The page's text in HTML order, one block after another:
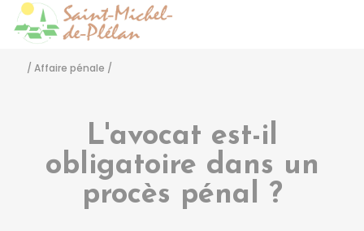
/ Affaire pénale /
L'avocat est-il
obligatoire dans un
procès pénal ?